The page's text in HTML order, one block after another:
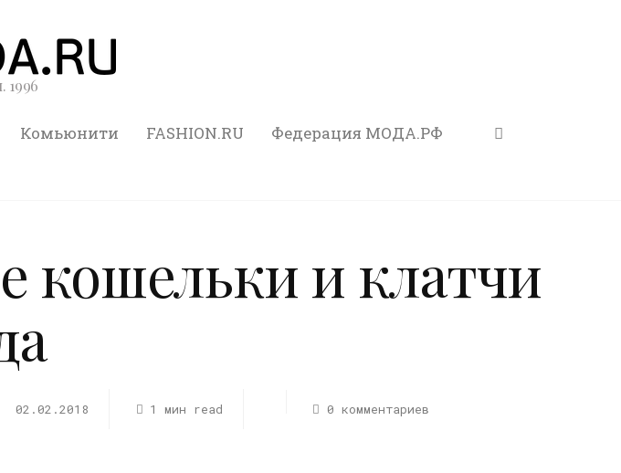
1996
Комьюнити FASHION.RU Федерация МОДА.РФ
кошельки и клатчи
02.02.2018 1 мин read 0 комментариев